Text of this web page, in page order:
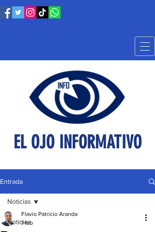
EL OJO INFORMATIVO
Entrada
Noticias
Noticias
Flavio Patricio Aranda
1 feb